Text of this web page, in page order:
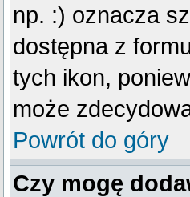
np. :) oznacza
dostępna z
tych ikon,
może
Powrót do góry
Czy mogę